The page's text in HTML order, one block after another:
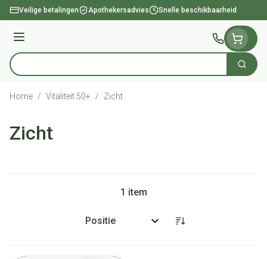
Ga naar de inhoud
Veilige betalingen Apothekersadvies Snelle beschikbaarheid
Menu
Product, merk, categorie... Zoek
Home / Vitaliteit 50+ / Zicht
Zicht
1 item
Sorteer op: